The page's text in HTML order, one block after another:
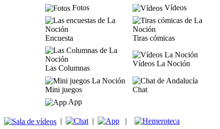
Fotos
Vídeos
Encuesta Tiras cómicas
Las Columnas
Vídeos La Noción
Mini juegos
Chat
App
| | |